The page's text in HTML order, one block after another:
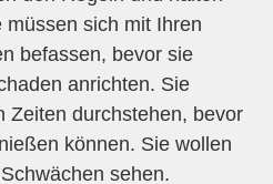
sich mit Ihren
befassen, bevor sie
anrichten. Sie
Zeiten durchstehen, bevor
können. Sie wollen
sehen.